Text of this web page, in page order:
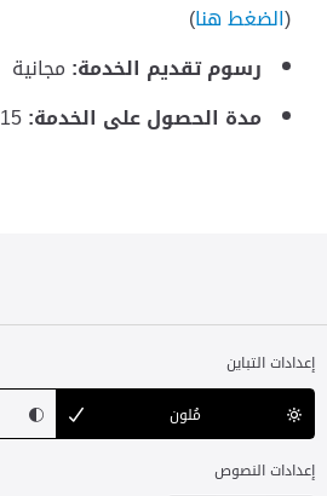
(الضغط هنا)
رسوم تقديم الخدمة: مجانية
مدة الحصول على الخدمة:15 يوم عمل
إعدادات التباين
مُلون
إعدادات النصوص